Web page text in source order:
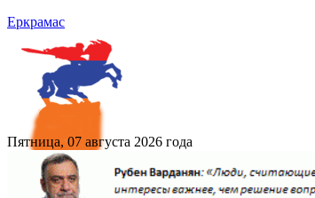
Еркрамас
Пятница, 07 августа 2026 года